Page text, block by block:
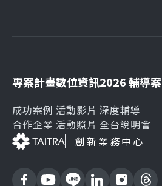
專案計畫
成功案例
合作企業
數位資訊
活動影片
活動照片
2026 輔導案
深度輔導
全台說明會
創新業務中心